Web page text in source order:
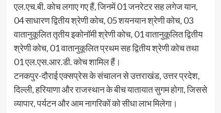
एल.एच.बी. कोच लगाए गए हैं, जिनमें 01 जनरेटर सह लगेज यान,
04 साधारण द्वितीय श्रेणी कोच, 05 शयनयान श्रेणी कोच, 03
वातानुकूलित तृतीय इकोनॉमी श्रेणी कोच, 01 वातानुकूलित द्वितीय
श्रेणी कोच, 01 वातानुकूलित प्रथम सह द्वितीय श्रेणी कोच तथा
01 एल.एस.आर.डी. कोच शामिल हैं।
टनकपुर-दौराई एक्सप्रेस के संचालन से उत्तराखंड, उत्तर प्रदेश,
दिल्ली, हरियाणा और राजस्थान के बीच यातायात सुगम होगा, जिससे
व्यापार, पर्यटन और आम नागरिकों को सीधा लाभ मिलेगा।